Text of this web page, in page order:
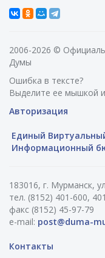
2006-2026 ©
Думы
Ошибка в тексте?
Выделите ее мышкой
Авторизация
Единый
Информационный
183016, г. Мурманск,
тел. (8152) 401-600,
факс (8152) 45-97-79
e-mail: post@duma-
Контакты